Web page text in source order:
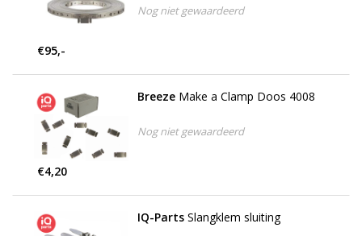
Nog niet gewaardeerd
€95,-
Breeze Make a Clamp Doos 4008
Nog niet gewaardeerd
€4,20
IQ-Parts Slangklem sluiting